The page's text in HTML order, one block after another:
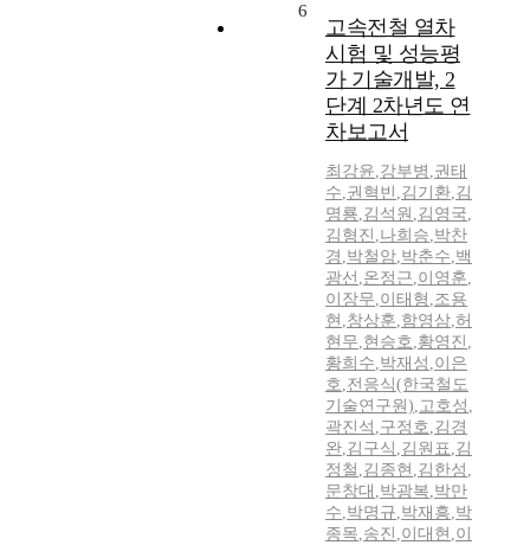
6
고속전철 열차
시험 및 성능평
가 기술개발, 2
단계 2차년도 연
차보고서
최강윤,강부병 ,권태
수,권혁빈 ,김기환,김
명룡,김석원 ,김영국,
김형진 ,나희승,박찬
경 ,박철암,박춘수,백
광선 ,온정근,이영훈,
이장무,이태형 ,조용
현 ,창상훈,함영삼,허
현무,현승호,황영진 ,
황희수,박재성 ,이은
호,전응식(한국철도
기술연구원),고호성 ,
곽진석 ,구정호,김경
완,김구식 ,김원표,김
정철 ,김종현 ,김한성 ,
문창대 ,박광복,박만
수,박명규,박재흥,박
종목,송진 ,이대현 ,이